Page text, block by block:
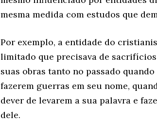
mesma medida com estudos que
Por exemplo, a entidade do
limitado que precisava de
suas obras tanto no passado
fazerem guerras em seu nome,
dever de levarem a sua palavra e
dele.